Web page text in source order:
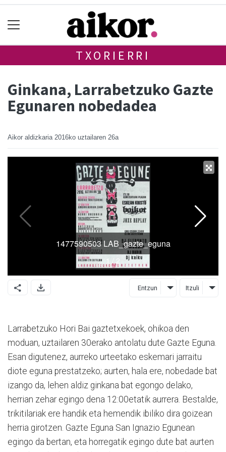
TXORIERRI
Ginkana, Larrabetzuko Gazte
Egunaren nobedadea
Aikor aldizkaria 2016ko uztailaren 26a
Entzun Itzuli
Larrabetzuko Hori Bai gaztetxekoek, ohikoa den
moduan, uztailaren 30erako antolatu dute Gazte Eguna.
Esan digutenez, aurreko urteetako eskemari jarraitu
diote eguna prestatzeko; aurten, hala ere, nobedade bat
izango da, lehen aldiz ginkana bat egongo delako,
herrian zehar egingo dena 12:00etatik aurrera. Bestalde,
trikitilariak ere handik eta hemendik ibiliko dira goizean
herria girotzen. Gazte Eguna San Ignazio Egunean
egingo da bertan, eta horregatik egingo dute bat aurten